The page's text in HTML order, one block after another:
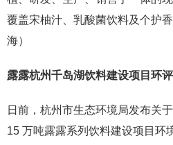
覆盖宋柚汁、乳酸菌饮料及个护
海）
露露杭州千岛湖饮料建设项目环
日前，杭州市生态环境局发布关
15 万吨露露系列饮料建设项目环